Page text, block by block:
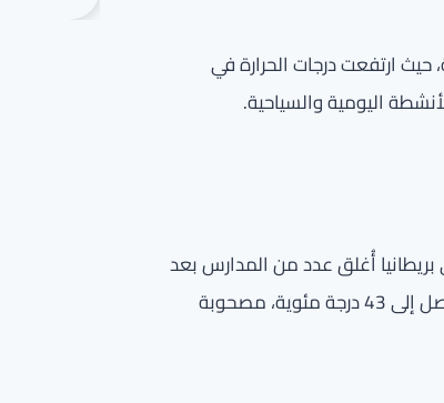
ارتفعت درجات الحرارة في
1947، حيث وصلت إلى 37.8 درجة مئوية. وفي بريطانيا أُغلق عدد من المدارس بعد
صدور تحذيرات استثنائية من هيئة الأرصاد، بينما ارتفعت الحرارة في عدة ولايات أمريكية لتصل إلى 43 درجة مئوية، مصحوبة